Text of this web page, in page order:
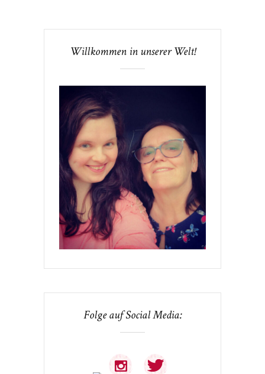
Willkommen in unserer Welt!
Folge auf Social Media: